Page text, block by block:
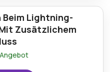
hervorragende Qualität
deutlich
Beim Lightning-
Zusätzlichem